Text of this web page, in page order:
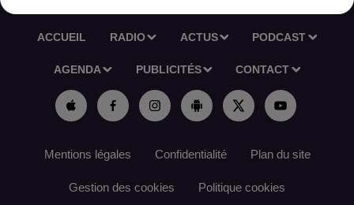
ACCUEIL RADIO ACTUS PODCAST
AGENDA PUBLICITÉS CONTACT
Mentions légales Confidentialité Plan du site
Gestion des cookies Politique cookies